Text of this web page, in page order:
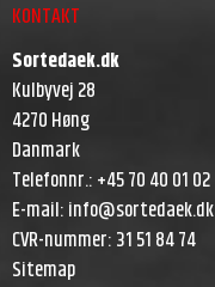
KONTAKT
Sortedaek.dk
Kulbyvej 28
4270 Høng
Danmark
Telefonnr.:+45 70 40 01 02
E-mail:info@sortedaek.dk
CVR-nummer:31 51 84 74
Sitemap